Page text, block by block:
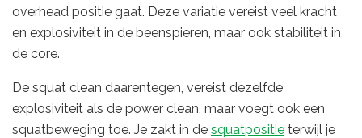
overhead positie gaat. Deze variatie vereist veel kracht
en explosiviteit in de beenspieren, maar ook stabiliteit in
de core.
De squat clean daarentegen, vereist dezelfde
explosiviteit als de power clean, maar voegt ook een
squatbeweging toe. Je zakt in de squatpositie terwijl je